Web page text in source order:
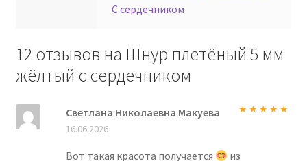
С сердечником
12 отзывов на Шнур плетёный 5 мм
жёлтый с сердечником
Светлана Николаевна Макуева
16.06.2026
Вот такая красота получается
из